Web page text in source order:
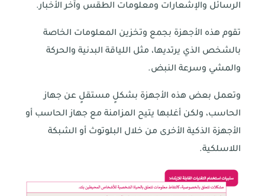
الرسائل والإشعارات ومعلومات الطقس وآخر الأخبار.
تقوم هذه الأجهزة بجمع وتخزين المعلومات الخاصة
بالشخص الذي يرتديها، مثل اللياقة البدنية والحركة
والمشي وسرعة النبض.
وتعمل بعض هذه الأجهزة بشكلٍ مستقلٍ عن جهاز
الحاسب، ولكن أغلبها يتيح المزامنة مع جهاز الحاسب أو
الأجهزة الذكية الأخرى من خلال البلوتوث أو الشبكة
اللاسلكية.